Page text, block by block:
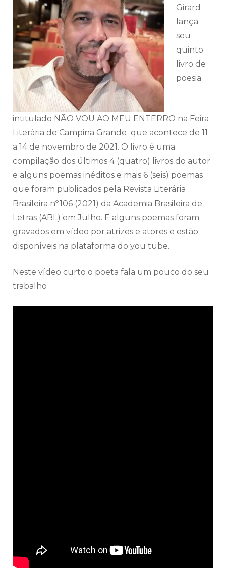
Girard
lança
seu
quinto
livro de
poesia
intitulado NÃO VOU AO MEU ENTERRO na Feira
Literária de Campina Grande que acontece de 11
a 14 de novembro de 2021. O livro é uma
compilação dos últimos 4 (quatro) livros do autor
e alguns poemas inéditos e mais 6 (seis) poemas
que foram publicados pela Revista Literária
Brasileira nº.106 (2021) da Academia Brasileira de
Letras (ABL) em Julho. E alguns poemas foram
gravados em vídeo por atrizes e atores e estão
disponíveis na plataforma do you tube.
Neste vídeo curto o poeta fala um pouco do seu
trabalho